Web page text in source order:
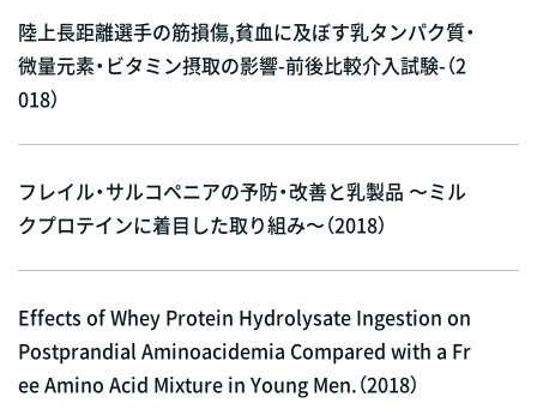
陸上長距離選手の筋損傷,貧血に及ぼす乳タンパク質・
微量元素・ビタミン摂取の影響-前後比較介入試験-（2
018）
フレイル・サルコペニアの予防・改善と乳製品 〜ミル
クプロテインに着目した取り組み〜（2018）
Effects of Whey Protein Hydrolysate Ingestion on
Postprandial Aminoacidemia Compared with a Fr
ee Amino Acid Mixture in Young Men.（2018）